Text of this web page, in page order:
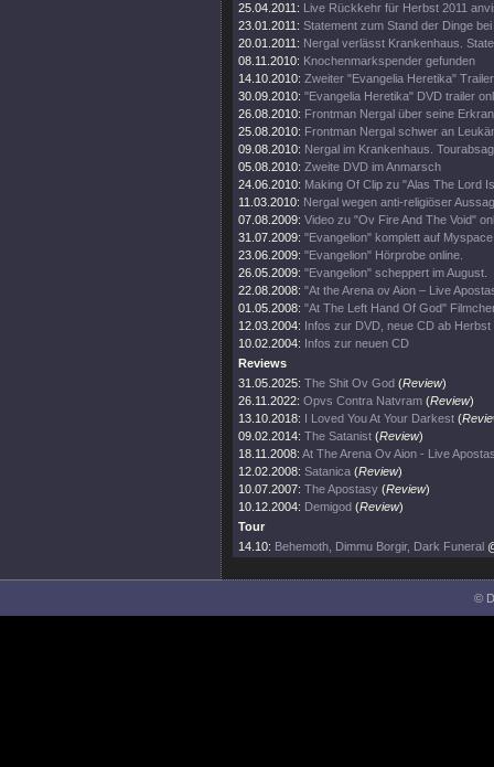
25.04.2011: Live Rückkehr für Herbst 2011
23.01.2011: Statement zum Stand der Dinge
20.01.2011: Nergal verlässt Krankenhaus.
08.11.2010: Knochenmarkspender gefunden
14.10.2010: Zweiter "Evangelia Heretika"
30.09.2010: "Evangelia Heretika" DVD trailer
26.08.2010: Frontman Nergal über seine
25.08.2010: Frontman Nergal schwer an
09.08.2010: Nergal im Krankenhaus.
05.08.2010: Zweite DVD im Anmarsch
24.06.2010: Making Of Clip zu "Alas The Lord
11.03.2010: Nergal wegen anti-religiöser
07.08.2009: Video zu "Ov Fire And The Void"
31.07.2009: "Evangelion" komplett auf
23.06.2009: "Evangelion" Hörprobe online.
26.05.2009: "Evangelion" scheppert im August.
22.08.2008: "At the Arena ov Aion – Live
01.05.2008: "At The Left Hand Of God"
12.03.2004: Infos zur DVD, neue CD ab Herbst
10.02.2004: Infos zur neuen CD
Reviews
31.05.2025: The Shit Ov God (Review)
26.11.2022: Opvs Contra Natvram (Review)
13.10.2018: I Loved You At Your Darkest (
09.02.2014: The Satanist (Review)
18.11.2008: At The Arena Ov Aion - Live
12.02.2008: Satanica (Review)
10.07.2007: The Apostasy (Review)
10.12.2004: Demigod (Review)
Tour
14.10: Behemoth, Dimmu Borgir, Dark Funeral
©